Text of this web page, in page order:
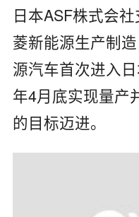
日本ASF株式会
菱新能源生产制
源汽车首次进入
年4月底实现量产
的目标迈进。